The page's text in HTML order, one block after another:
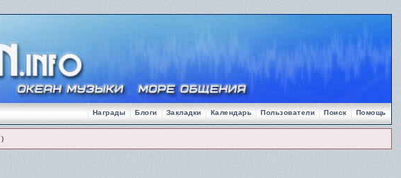
Помощь
Поиск
Пользователи
Календарь
Закладки
Блоги
Награды
)